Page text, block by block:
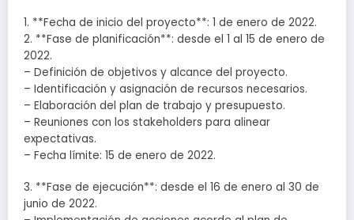
1. **Fecha de inicio del proyecto**: 1 de enero de 2022.
2. **Fase de planificación**: desde el 1 al 15 de enero de
2022.
– Definición de objetivos y alcance del proyecto.
– Identificación y asignación de recursos necesarios.
– Elaboración del plan de trabajo y presupuesto.
– Reuniones con los stakeholders para alinear
expectativas.
– Fecha límite: 15 de enero de 2022.
3. **Fase de ejecución**: desde el 16 de enero al 30 de
junio de 2022.